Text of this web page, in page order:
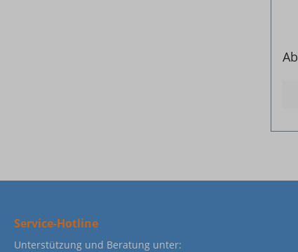
Ab
Service-Hotline
Unterstützung und Beratung unter: